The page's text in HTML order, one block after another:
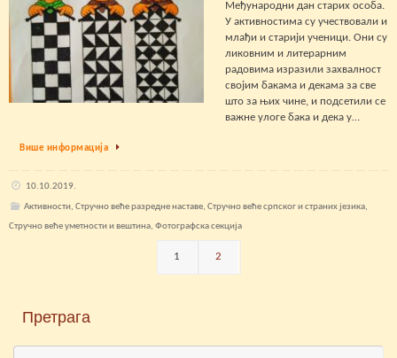
Међународни дан старих особа.
У активностима су учествовали и
млађи и старији ученици. Они су
ликовним и литерарним
радовима изразили захвалност
својим бакама и декама за све
што за њих чине, и подсетили се
важне улоге бака и дека у…
Више информација
10.10.2019.
Активности, Стручно веће разредне наставе, Стручно веће српског и страних језика,
Стручно веће уметности и вештина, Фотографска секција
1 2
Претрага